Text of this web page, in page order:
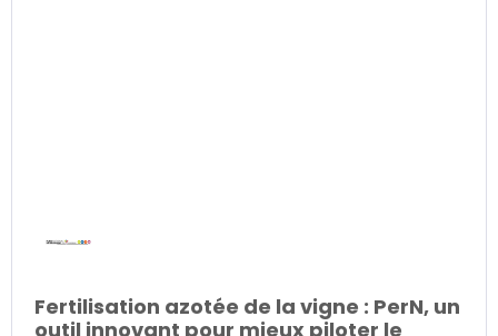
Fertilisation azotée de la vigne : PerN, un
outil innovant pour mieux piloter le